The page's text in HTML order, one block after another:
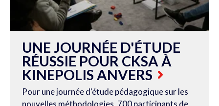
UNE JOURNÉE D'ÉTUDE
RÉUSSIE POUR CKSA À
KINEPOLIS ANVERS
Pour une journée d'étude pédagogique sur les